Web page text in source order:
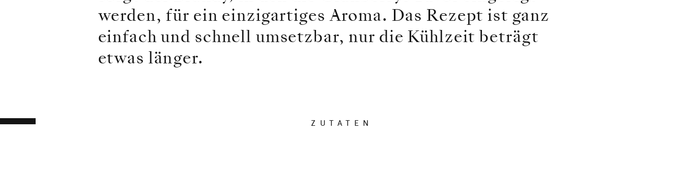
werden, für ein einzigartiges Aroma. Das Rezept ist ganz
einfach und schnell umsetzbar, nur die Kühlzeit beträgt
etwas länger.
ZUTATEN